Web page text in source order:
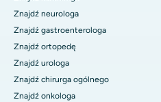
Znajdź neurologa
Znajdź gastroenterologa
Znajdź ortopedę
Znajdź urologa
Znajdź chirurga ogólnego
Znajdź onkologa